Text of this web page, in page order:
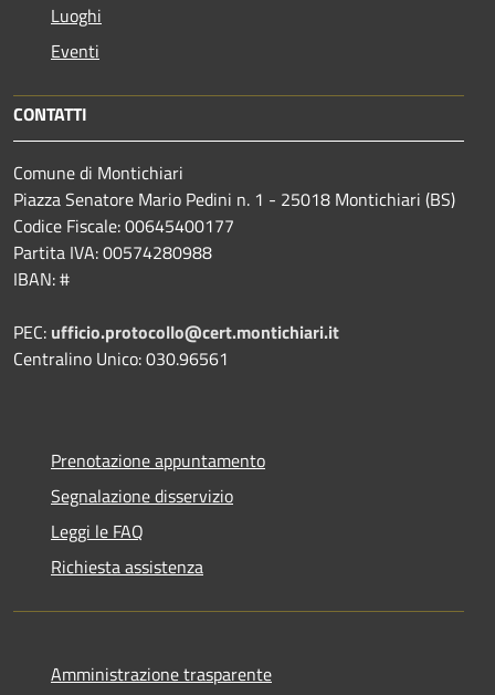
Luoghi
Eventi
CONTATTI
Comune di Montichiari
Piazza Senatore Mario Pedini n. 1 - 25018 Montichiari (BS)
Codice Fiscale: 00645400177
Partita IVA: 00574280988
IBAN: #
PEC: ufficio.protocollo@cert.montichiari.it
Centralino Unico: 030.96561
Prenotazione appuntamento
Segnalazione disservizio
Leggi le FAQ
Richiesta assistenza
Amministrazione trasparente